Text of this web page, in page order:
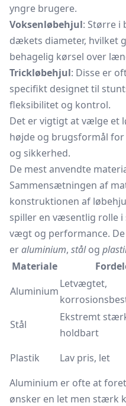
yngre brugere.
Voksenløbehjul: Større i
dækets diameter, hvilket
behagelig kørsel over
Trickløbehjul: Disse er
specifikt designet til
fleksibilitet og kontrol.
Det er vigtigt at vælge et
højde og brugsformål
og sikkerhed.
De mest anvendte
Sammensætningen af
konstruktionen af
spiller en væsentlig rolle
vægt og performance.
eraluminium, stålog
Materiale
Aluminium
Letvægtet,
Stål
Ekstremt
holdbart
Plastik Lav pris, let
Aluminium er ofte at
ønsker en let men stærk